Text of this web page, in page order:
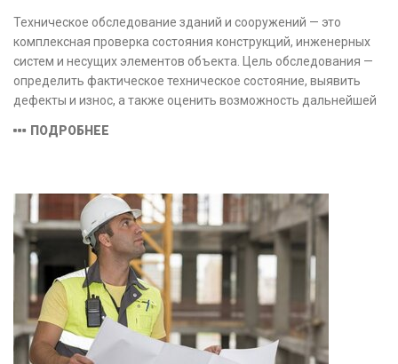
Техническое обследование зданий и сооружений — это
комплексная проверка состояния конструкций, инженерных
систем и несущих элементов объекта. Цель обследования —
определить фактическое техническое состояние, выявить
дефекты и износ, а также оценить возможность дальнейшей
ПОДРОБНЕЕ